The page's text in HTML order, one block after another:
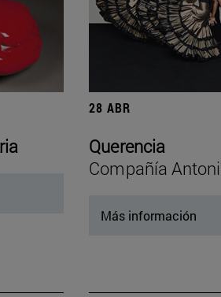
28 ABR
Querencia
Compañía
Más información